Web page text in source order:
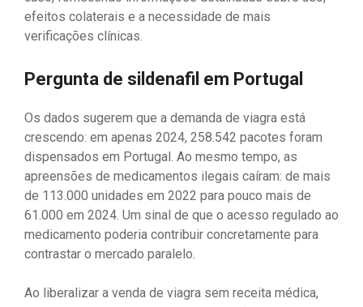
efeitos colaterais e a necessidade de mais
verificações clínicas.
Pergunta de sildenafil em Portugal
Os dados sugerem que a demanda de viagra está
crescendo: em apenas 2024, 258.542 pacotes foram
dispensados ​​em Portugal. Ao mesmo tempo, as
apreensões de medicamentos ilegais caíram: de mais
de 113.000 unidades em 2022 para pouco mais de
61.000 em 2024. Um sinal de que o acesso regulado ao
medicamento poderia contribuir concretamente para
contrastar o mercado paralelo.
Ao liberalizar a venda de viagra sem receita médica,